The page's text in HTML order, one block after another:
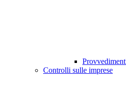
Controlli sulle imprese